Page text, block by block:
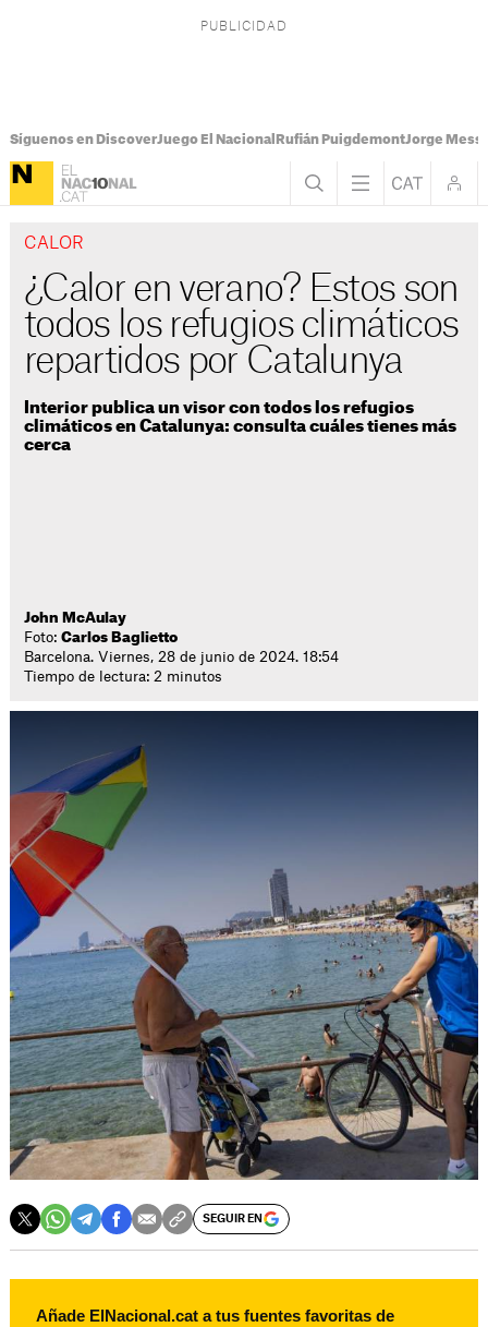
Síguenos en DiscoverJuego El Nacional Rufián PuigdemontJorge Messi
CALOR
¿Calor en verano? Estos son
todos los refugios climáticos
repartidos por Catalunya
Interior publica un visor con todos los refugios
climáticos en Catalunya: consulta cuáles tienes más
cerca
John McAulay
Foto:Carlos Baglietto
Barcelona. Viernes, 28 de junio de 2024. 18:54
Tiempo de lectura: 2 minutos
SEGUIR EN
Añade ElNacional.cat a tus fuentes favoritas de